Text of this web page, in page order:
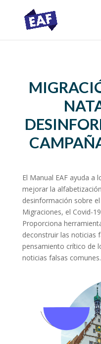
El Manual EAF ayuda a
mejorar la
desinformación sobre
Migraciones, el Covid-
Proporciona
deconstruir las noticias
pensamiento crítico de
noticias falsas comunes.